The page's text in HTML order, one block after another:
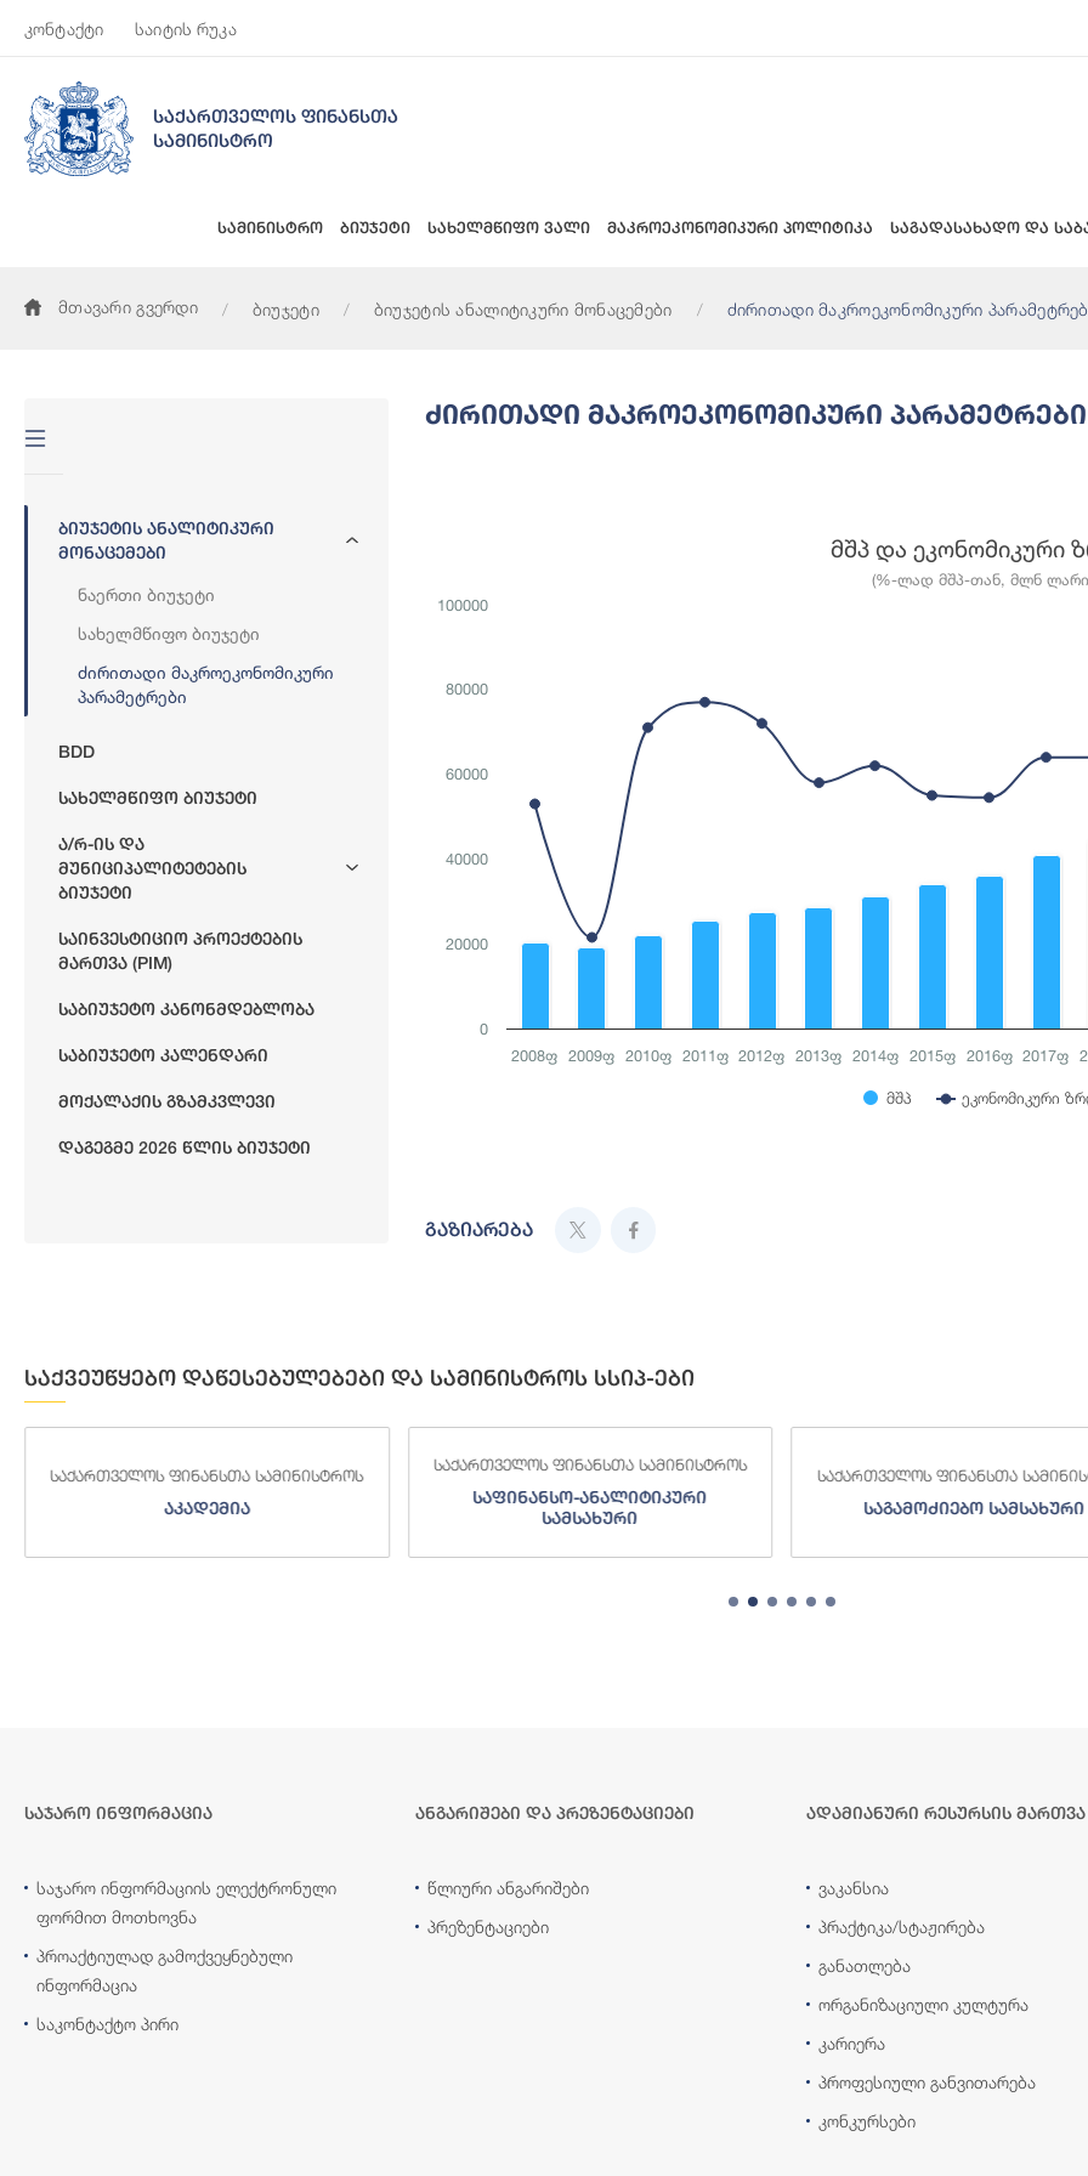
კონტაქტი საიტის რუკა
საქართველოს ფინანსთა
სამინისტრო
სამინისტრო ბიუჯეტი სახელმწიფო ვალი მაკროეკონომიკური პოლიტიკა საგადასახადო და
მთავარი გვერდი ბიუჯეტი ბიუჯეტის ანალიტიკური მონაცემები ძირითადი მაკროეკონომიკური
Ბიუჯეტის Ანალიტიკური
Მონაცემები
Ნაერთი Ბიუჯეტი
Სახელმწიფო Ბიუჯეტი
Ძირითადი Მაკროეკონომიკური
Პარამეტრები
BDD
Სახელმწიფო Ბიუჯეტი
Ა/რ-Ის Და
Მუნიციპალიტეტების
Ბიუჯეტი
Საინვესტიციო Პროექტების
Მართვა (PIM)
Საბიუჯეტო Კანონმდებლობა
Საბიუჯეტო Კალენდარი
Მოქალაქის Გზამკვლევი
Დაგეგმე 2026 Წლის Ბიუჯეტი
Ძირითადი Მაკროეკონომიკური Პარამეტრები
View as data table, მშპ და ეკონომიკური ზრდა
მშპ და ეკონომიკური
(%-ლად მშპ-თან, მლნ
მშპ ეკონომიკური
2008ფ 2009ფ 2010ფ 2011ფ 2012ფ 2013ფ 2014ფ 2015ფ 2016ფ 2017ფ
0
20000
40000
60000
80000
100000
გაზიარება
საქვეუწყებო დაწესებულებები და სამინისტროს სსიპ-ები
საქართველოს ფინანსთა სამინისტროს
აკადემია
საქართველოს ფინანსთა სამინისტროს
საფინანსო-ანალიტიკური
სამსახური
საქართველოს ფინანსთა
საგამოძიებო სამსახური
საჯარო ინფორმაცია
საჯარო ინფორმაციის ელექტრონული
ფორმით მოთხოვნა
პროაქტიულად გამოქვეყნებული
ინფორმაცია
საკონტაქტო პირი
ანგარიშები და პრეზენტაციები
წლიური ანგარიშები
პრეზენტაციები
ადამიანური რესურსის მართვა
ვაკანსია
პრაქტიკა/სტაჟირება
განათლება
ორგანიზაციული კულტურა
კარიერა
პროფესიული განვითარება
კონკურსები